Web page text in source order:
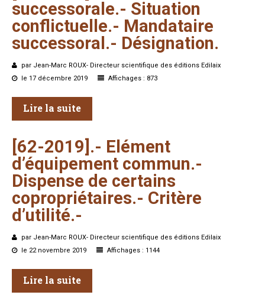
successorale.- Situation
conflictuelle.- Mandataire
successoral.- Désignation.
par Jean-Marc ROUX- Directeur scientifique des éditions Edilaix
le 17 décembre 2019
Affichages : 873
Lire la suite
[62-2019].- Elément
d’équipement commun.-
Dispense de certains
copropriétaires.- Critère
d’utilité.-
par Jean-Marc ROUX- Directeur scientifique des éditions Edilaix
le 22 novembre 2019
Affichages : 1144
Lire la suite